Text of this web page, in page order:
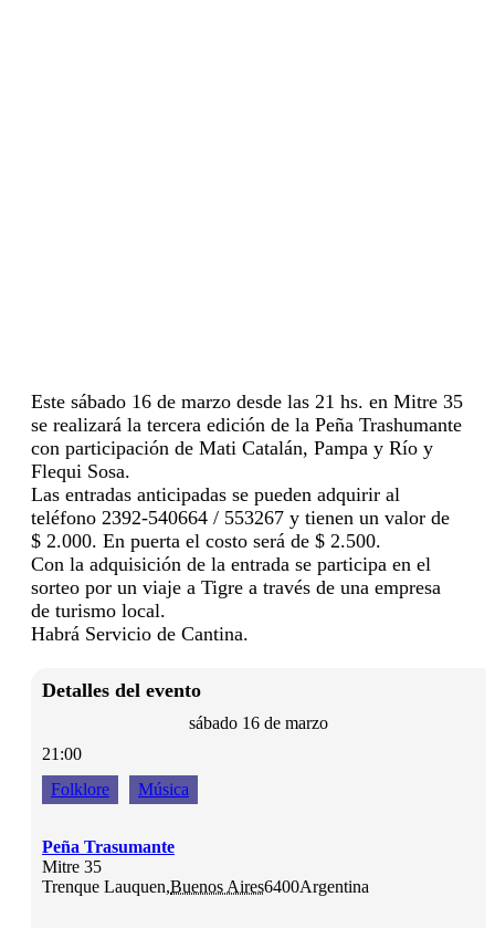
Este sábado 16 de marzo desde las 21 hs. en Mitre 35
se realizará la tercera edición de la Peña Trashumante
con participación de Mati Catalán, Pampa y Río y
Flequi Sosa.
Las entradas anticipadas se pueden adquirir al
teléfono 2392-540664 / 553267 y tienen un valor de
$ 2.000. En puerta el costo será de $ 2.500.
Con la adquisición de la entrada se participa en el
sorteo por un viaje a Tigre a través de una empresa
de turismo local.
Habrá Servicio de Cantina.
Detalles del evento
sábado 16 de marzo
21:00
Folklore
Música
Peña Trasumante
Mitre 35
Trenque Lauquen,Buenos Aires6400Argentina